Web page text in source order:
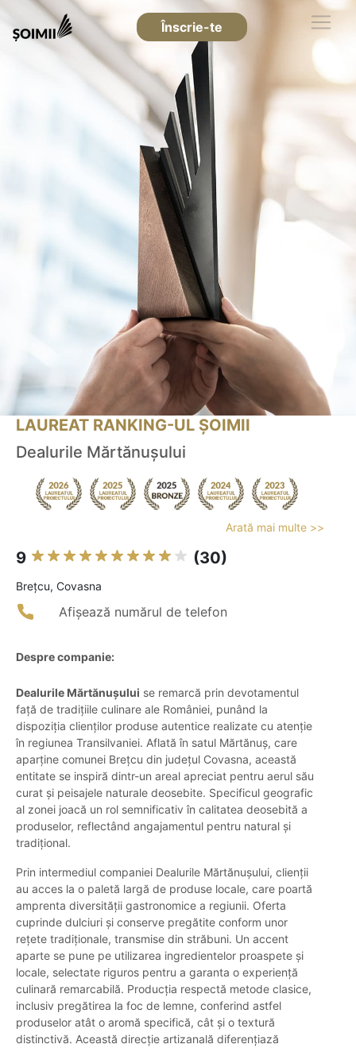
Înscrie-te
LAUREAT RANKING-UL ȘOIMII
Dealurile Mărtănuşului
Arată mai multe >>
9 (30)
Breţcu, Covasna
Afișează numărul de telefon
Despre companie:
Dealurile Mărtănuşului se remarcă prin devotamentul
față de tradițiile culinare ale României, punând la
dispoziția clienților produse autentice realizate cu atenție
în regiunea Transilvaniei. Aflată în satul Mărtănuș, care
aparține comunei Brețcu din județul Covasna, această
entitate se inspiră dintr-un areal apreciat pentru aerul său
curat și peisajele naturale deosebite. Specificul geografic
al zonei joacă un rol semnificativ în calitatea deosebită a
produselor, reflectând angajamentul pentru natural și
tradițional.
Prin intermediul companiei Dealurile Mărtănuşului, clienții
au acces la o paletă largă de produse locale, care poartă
amprenta diversității gastronomice a regiunii. Oferta
cuprinde dulciuri și conserve pregătite conform unor
rețete tradiționale, transmise din străbuni. Un accent
aparte se pune pe utilizarea ingredientelor proaspete și
locale, selectate riguros pentru a garanta o experiență
culinară remarcabilă. Producția respectă metode clasice,
inclusiv pregătirea la foc de lemne, conferind astfel
produselor atât o aromă specifică, cât și o textură
distinctivă. Această direcție artizanală diferențiază